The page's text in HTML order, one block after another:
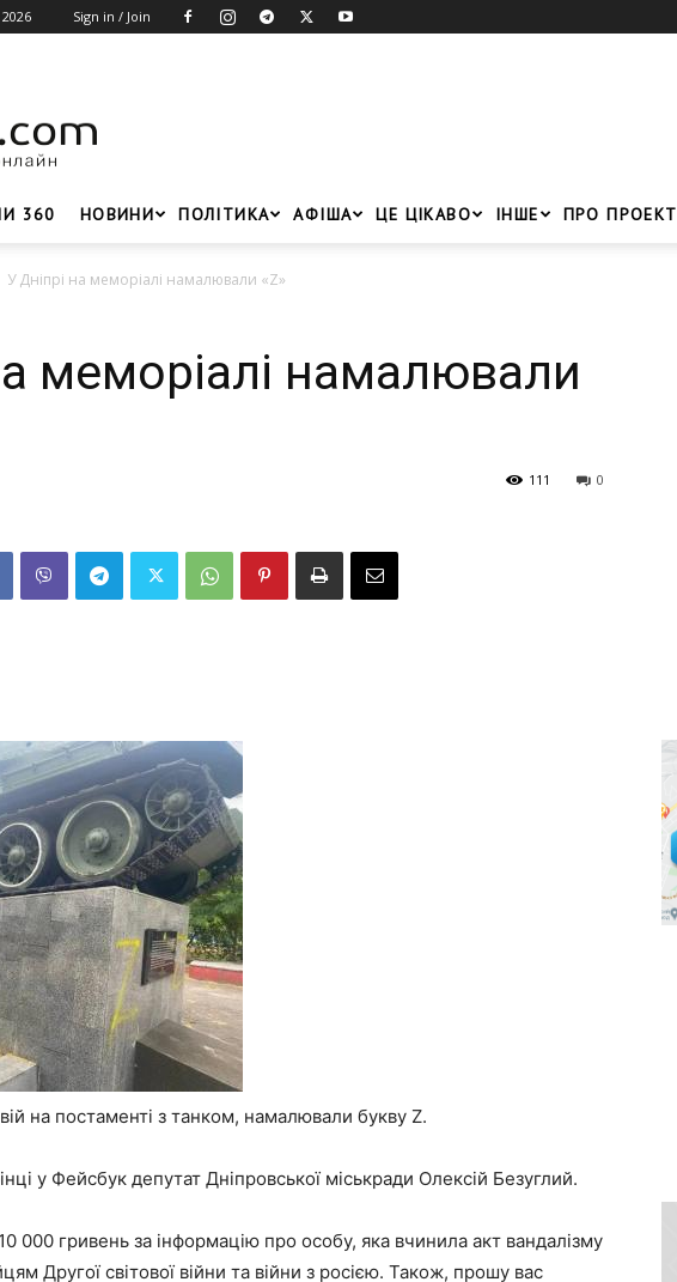
Sign in / Join
360 НОВИНИ ПОЛІТИКА АФІША ЦЕ ЦІКАВО ІНШЕ ПРО ПРОЕКТ
У Дніпрі на меморіалі намалювали «Z»
меморіалі намалювали
0
111
на постаменті з танком, намалювали букву Z.
у Фейсбук депутат Дніпровської міськради Олексій Безуглий.
000 гривень за інформацію про особу, яка вчинила акт вандалізму
Другої світової війни та війни з росією. Також, прошу вас